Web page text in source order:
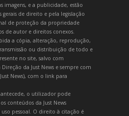
imagens, e a publicidade, estão
gerais de direito e pela legislação
de proteção da propriedade
de autor e direitos conexos.
a cópia, alteração, reprodução,
ou distribuição de todo e
no site, salvo com
da Just News e sempre com
News), com o link para
o utilizador pode
conteúdos da Just News
pessoal. O direito à citação é